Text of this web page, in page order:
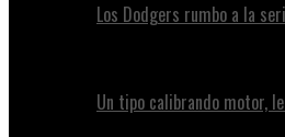
Los Dodgers rumbo a la
Un tipo calibrando motor,